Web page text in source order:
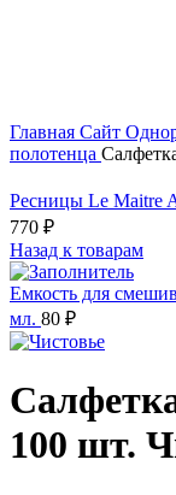
Главная Сайт
полотенца
Ресницы Le Maitre
770 ₽
Назад к товарам
Емкость для
мл. 80 ₽
100 шт.